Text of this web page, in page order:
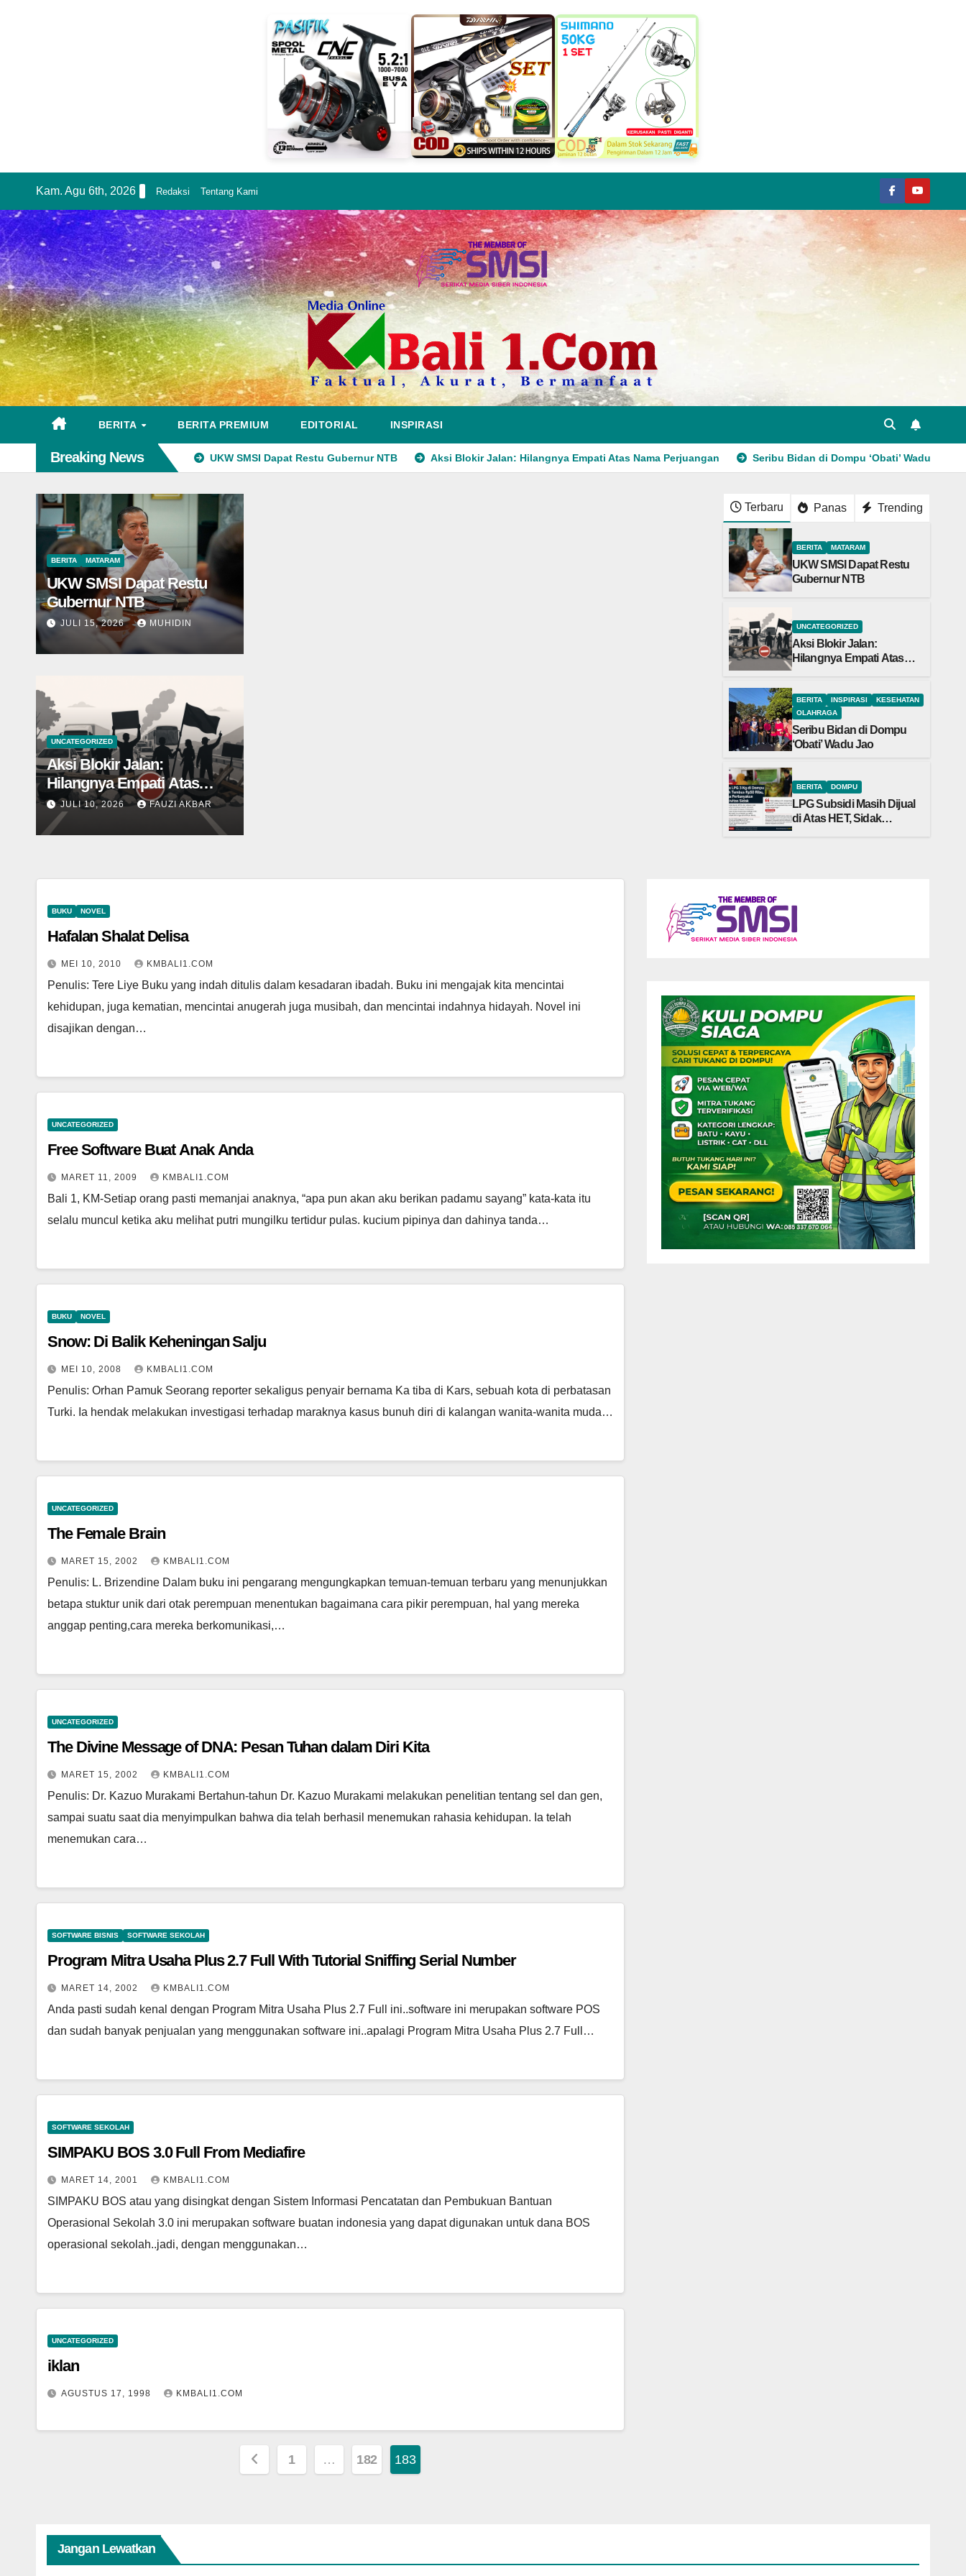
content
Kam. Agu 6th, 2026 Redaksi Tentang Kami
BERITA BERITA PREMIUM EDITORIAL INSPIRASI
Breaking News UKW SMSI Dapat Restu Gubernur NTB Aksi Blokir Jalan: Hilangnya Empati Atas Nama Perjuangan Seribu Bidan di Dompu ‘Obati’ Wadu Jao
BERITA MATARAM
UKW SMSI Dapat Restu
Gubernur NTB
JULI 15, 2026 MUHIDIN
UNCATEGORIZED
Aksi Blokir Jalan:
Hilangnya Empati Atas
Nama Perjuangan
JULI 10, 2026 FAUZI AKBAR
Terbaru Panas Trending
BERITA MATARAM
UKW SMSI Dapat Restu
Gubernur NTB
UNCATEGORIZED
Aksi Blokir Jalan:
Hilangnya Empati Atas
Nama Perjuangan
BERITA INSPIRASI
KESEHATAN
OLAHRAGA
Seribu Bidan di Dompu
‘Obati’ Wadu Jao
BERITA DOMPU
LPG Subsidi Masih Dijual
di Atas HET, Sidak
Berulang Belum Mampu
BUKU NOVEL
Hafalan Shalat Delisa
MEI 10, 2010 KMBALI1.COM
Penulis: Tere Liye Buku yang indah ditulis dalam kesadaran ibadah. Buku ini mengajak kita mencintai
kehidupan, juga kematian, mencintai anugerah juga musibah, dan mencintai indahnya hidayah. Novel ini
disajikan dengan…
UNCATEGORIZED
Free Software Buat Anak Anda
MARET 11, 2009 KMBALI1.COM
Bali 1, KM-Setiap orang pasti memanjai anaknya, “apa pun akan aku berikan padamu sayang” kata-kata itu
selalu muncul ketika aku melihat putri mungilku tertidur pulas. kucium pipinya dan dahinya tanda…
BUKU NOVEL
Snow: Di Balik Keheningan Salju
MEI 10, 2008 KMBALI1.COM
Penulis: Orhan Pamuk Seorang reporter sekaligus penyair bernama Ka tiba di Kars, sebuah kota di perbatasan
Turki. Ia hendak melakukan investigasi terhadap maraknya kasus bunuh diri di kalangan wanita-wanita muda…
UNCATEGORIZED
The Female Brain
MARET 15, 2002 KMBALI1.COM
Penulis: L. Brizendine Dalam buku ini pengarang mengungkapkan temuan-temuan terbaru yang menunjukkan
betapa stuktur unik dari otak perempuan menentukan bagaimana cara pikir perempuan, hal yang mereka
anggap penting,cara mereka berkomunikasi,…
UNCATEGORIZED
The Divine Message of DNA: Pesan Tuhan dalam Diri Kita
MARET 15, 2002 KMBALI1.COM
Penulis: Dr. Kazuo Murakami Bertahun-tahun Dr. Kazuo Murakami melakukan penelitian tentang sel dan gen,
sampai suatu saat dia menyimpulkan bahwa dia telah berhasil menemukan rahasia kehidupan. Ia telah
menemukan cara…
SOFTWARE BISNIS SOFTWARE SEKOLAH
Program Mitra Usaha Plus 2.7 Full With Tutorial Sniffing Serial Number
MARET 14, 2002 KMBALI1.COM
Anda pasti sudah kenal dengan Program Mitra Usaha Plus 2.7 Full ini..software ini merupakan software POS
dan sudah banyak penjualan yang menggunakan software ini..apalagi Program Mitra Usaha Plus 2.7 Full…
SOFTWARE SEKOLAH
SIMPAKU BOS 3.0 Full From Mediafire
MARET 14, 2001 KMBALI1.COM
SIMPAKU BOS atau yang disingkat dengan Sistem Informasi Pencatatan dan Pembukuan Bantuan
Operasional Sekolah 3.0 ini merupakan software buatan indonesia yang dapat digunakan untuk dana BOS
operasional sekolah..jadi, dengan menggunakan…
UNCATEGORIZED
iklan
AGUSTUS 17, 1998 KMBALI1.COM
Paginasi
1 … 182 183
Jangan Lewatkan